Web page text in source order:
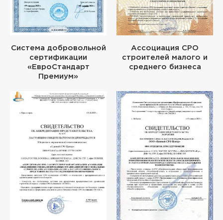
Система добровольной
сертификации
«ЕвроСтандарт
Премиум»
Ассоциация СРО
строителей малого и
среднего бизнеса